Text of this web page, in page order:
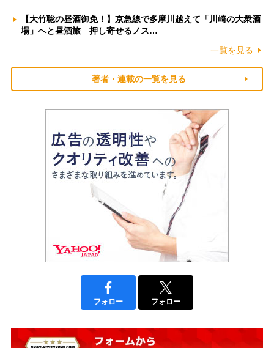
【大竹聡の昼酒御免！】京急線で多摩川越えて「川崎の大衆酒
場」へと昼酒旅 押し寄せるノス…
一覧を見る
著者・連載の一覧を見る
フォロー フォロー